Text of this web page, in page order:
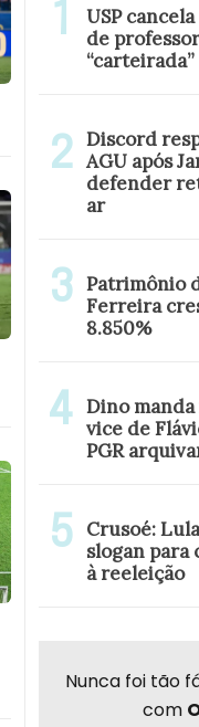
USP
de
“carteirada”
Discord
AGU após
defender
ar
Patrimônio
Ferreira
8.850%
Dino
vice de
PGR
Crusoé:
slogan para
à reeleição
Nunca foi tão
com